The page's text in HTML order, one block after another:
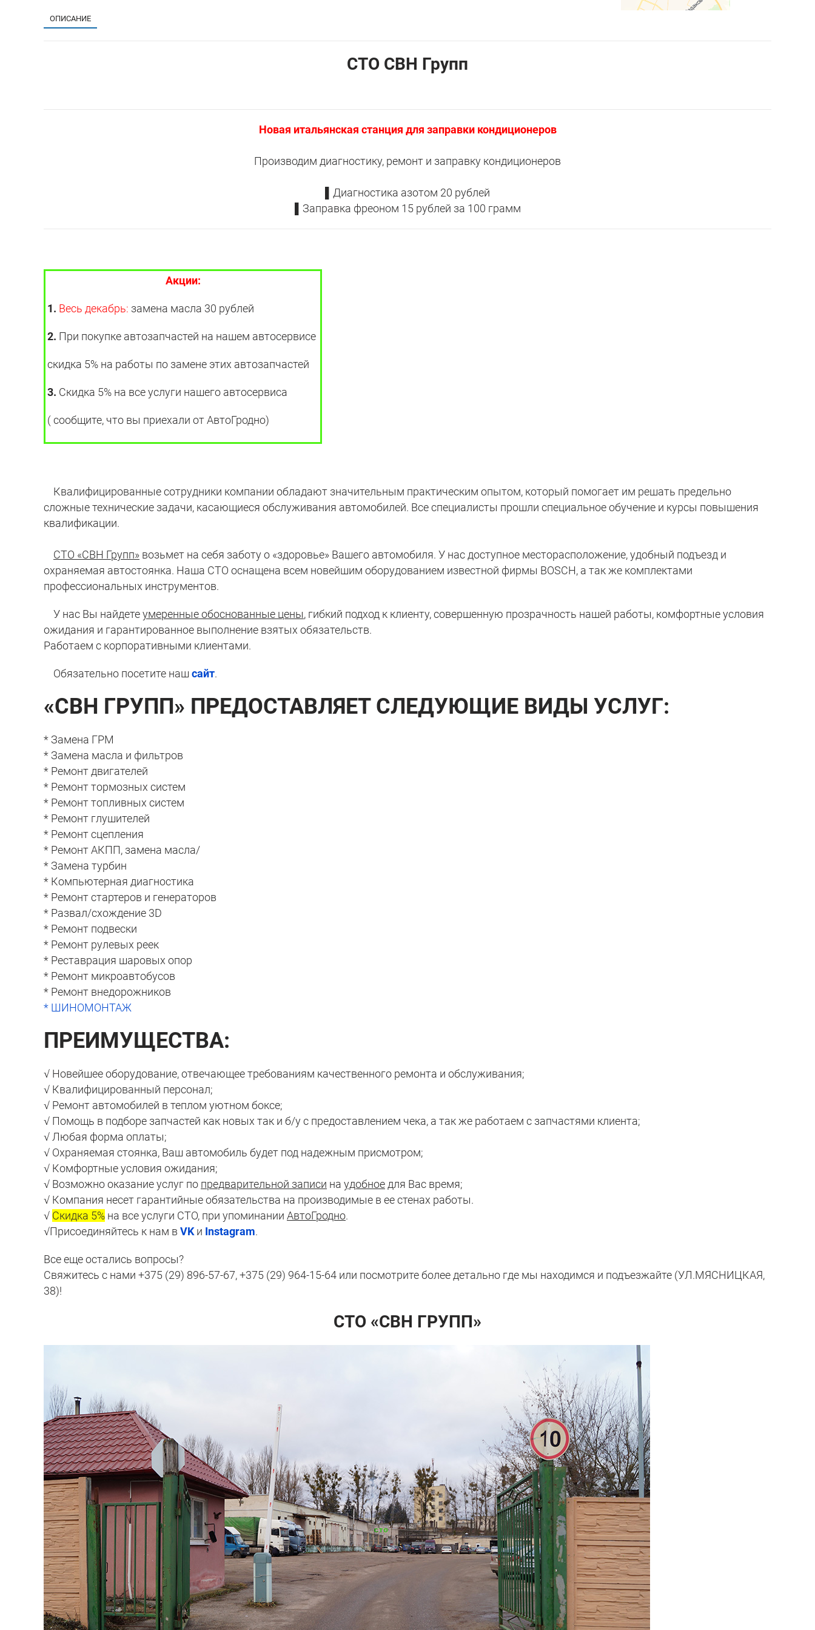
ОПИСАНИЕ
CTO СВН Групп
Новая итальянская станция для заправки кондиционеров
Производим диагностику, ремонт и заправку кондиционеров
▌Диагностика азотом 20 рублей
▌Заправка фреоном 15 рублей за 100 грамм
Акции:
1. Весь декабрь: замена масла 30 рублей
2. При покупке автозапчастей на нашем автосервисе
скидка 5% на работы по замене этих автозапчастей
3. Скидка 5% на все услуги нашего автосервиса
( сообщите, что вы приехали от АвтоГродно)
Квалифицированные сотрудники компании обладают значительным практическим опытом, который помогает им решать предельно
сложные технические задачи, касающиеся обслуживания автомобилей. Все специалисты прошли специальное обучение и курсы повышения
квалификации.
СТО «СВН Групп» возьмет на себя заботу о «здоровье» Вашего автомобиля. У нас доступное месторасположение, удобный подъезд и
охраняемая автостоянка. Наша СТО оснащена всем новейшим оборудованием известной фирмы BOSCH, а так же комплектами
профессиональных инструментов.
У нас Вы найдетеумеренные обоснованные цены, гибкий подход к клиенту, совершенную прозрачность нашей работы, комфортные условия
ожидания и гарантированное выполнение взятых обязательств.
Работаем с корпоративными клиентами.
Обязательно посетите наш сайт.
«СВН ГРУПП» ПРЕДОСТАВЛЯЕТ СЛЕДУЮЩИЕ ВИДЫ УСЛУГ:
* Замена ГРМ
* Замена масла и фильтров
* Ремонт двигателей
* Ремонт тормозных систем
* Ремонт топливных систем
* Ремонт глушителей
* Ремонт сцепления
* Ремонт АКПП, замена масла/
* Замена турбин
* Компьютерная диагностика
* Ремонт стартеров и генераторов
* Развал/схождение 3D
* Ремонт подвески
* Ремонт рулевых реек
* Реставрация шаровых опор
* Ремонт микроавтобусов
* Ремонт внедорожников
* ШИНОМОНТАЖ
ПРЕИМУЩЕСТВА:
√ Новейшее оборудование, отвечающее требованиям качественного ремонта и обслуживания;
√ Квалифицированный персонал;
√ Ремонт автомобилей в теплом уютном боксе;
√ Помощь в подборе запчастей как новых так и б/у с предоставлением чека, а так же работаем с запчастями клиента;
√ Любая форма оплаты;
√ Охраняемая стоянка, Ваш автомобиль будет под надежным присмотром;
√ Комфортные условия ожидания;
√ Возможно оказание услуг по предварительной записи на удобноедля Вас время;
√ Компания несет гарантийные обязательства на производимые в ее стенах работы.
√ Скидка 5% на все услуги СТО, при упоминании АвтоГродно.
√Присоединяйтесь к нам в VKи Instagram.
Все еще остались вопросы?
Свяжитесь с нами +375 (29) 896-57-67, +375 (29) 964-15-64 или посмотрите более детально где мы находимся и подъезжайте (УЛ.МЯСНИЦКАЯ,
38)!
СТО «СВН ГРУПП»